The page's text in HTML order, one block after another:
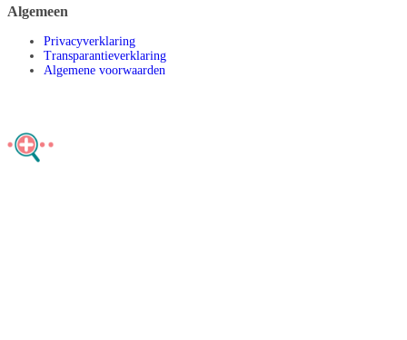
Algemeen
Privacyverklaring
Transparantieverklaring
Algemene voorwaarden